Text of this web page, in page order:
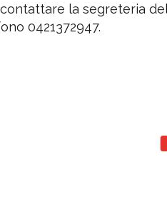
la segreteria
0421372947.